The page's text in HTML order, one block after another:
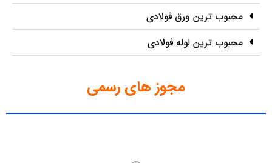
محبوب ترین ورق فولادی
محبوب ترین لوله فولادی
مجوز های رسمی